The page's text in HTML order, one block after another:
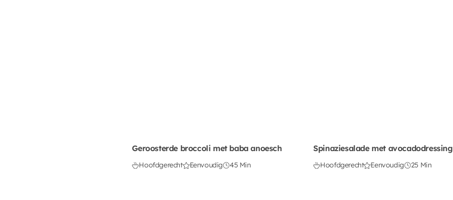
Geroosterde broccoli met baba anoesch
Hoofdgerecht Eenvoudig 45 Min
Spinaziesalade met avocadodressing
Hoofdgerecht Eenvoudig 25 Min